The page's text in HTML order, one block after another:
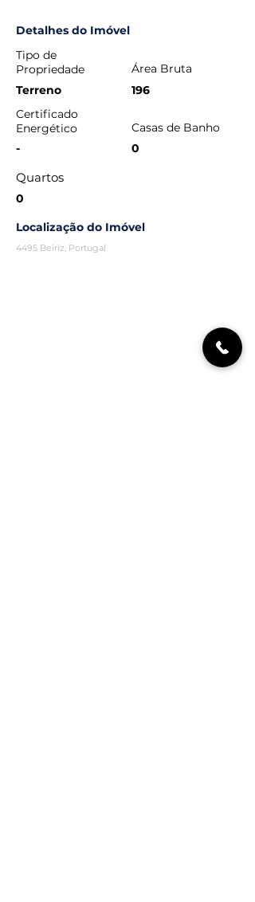
Detalhes do Imóvel
Tipo de
Propriedade
Área Bruta
Terreno
196
Certificado
Energético
Casas de Banho
-
0
Quartos
0
Localização do Imóvel
4495 Beiriz, Portugal